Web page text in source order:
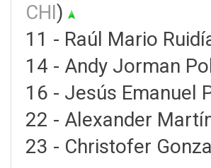
CHI)
11 - Raúl Mario
14 - Andy Jorman
16 - Jesús Emanuel
22 - Alexander
23 - Christofer